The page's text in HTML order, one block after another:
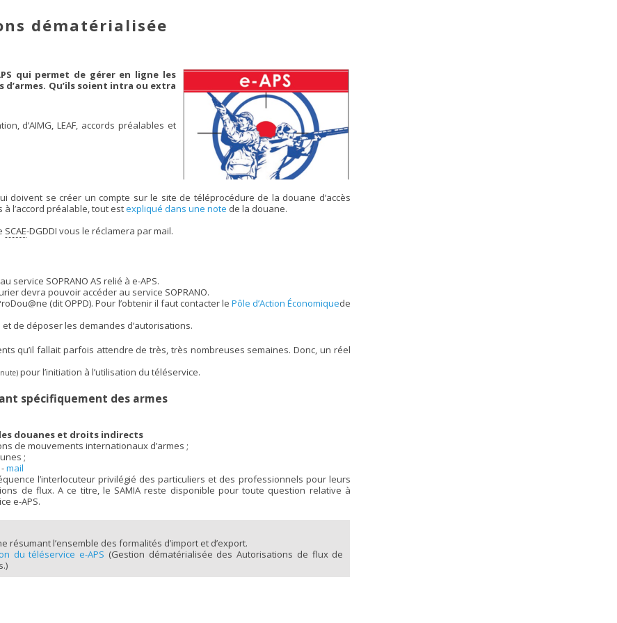
dématérialisée
qui permet de gérer en ligne les
Qu’ils soient intra ou extra
d’AIMG, LEAF, accords préalables et
doivent se créer un compte sur le site de téléprocédure de la douane d’accès
l’accord préalable, tout estexpliqué dans une note de la douane.
SCAE-DGDDI vous le réclamera par mail.
service SOPRANO AS relié à e-APS.
devra pouvoir accéder au service SOPRANO.
(dit OPPD). Pour l’obtenir il faut contacter le Pôle d’Action Économiquede
de déposer les demandes d’autorisations.
qu’il fallait parfois attendre de très, très nombreuses semaines. Donc, un réel
pour l’initiation à l’utilisation du téléservice.
spécifiquement des armes
douanes et droits indirects
de mouvements internationaux d’armes ;
;
mail
l’interlocuteur privilégié des particuliers et des professionnels pour leurs
de flux. A ce titre, le SAMIA reste disponible pour toute question relative à
e-APS.
résumant l’ensemble des formalités d’import et d’export.
du téléservice e-APS (Gestion dématérialisée des Autorisations de flux de